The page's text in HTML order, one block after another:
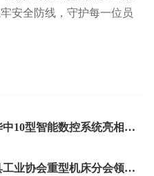
安全防线，守护每一位员
全场唯一！华中10型智能数控系统亮相中...
中国机床工具工业协会重型机床分会领导...